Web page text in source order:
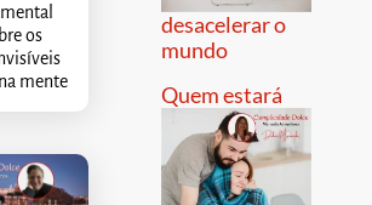
os
mente
desacelerar o
mundo
Quem estará